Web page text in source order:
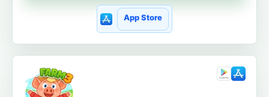
App Store